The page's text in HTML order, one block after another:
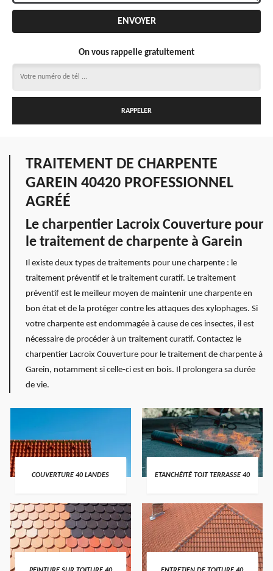
On vous rappelle gratuitement
TRAITEMENT DE CHARPENTE
GAREIN 40420 PROFESSIONNEL
AGRÉÉ
Le charpentier Lacroix Couverture pour
le traitement de charpente à Garein
Il existe deux types de traitements pour une charpente : le
traitement préventif et le traitement curatif. Le traitement
préventif est le meilleur moyen de maintenir une charpente en
bon état et de la protéger contre les attaques des xylophages. Si
votre charpente est endommagée à cause de ces insectes, il est
nécessaire de procéder à un traitement curatif. Contactez le
charpentier Lacroix Couverture pour le traitement de charpente à
Garein, notamment si celle-ci est en bois. Il prolongera sa durée
de vie.
COUVERTURE 40 LANDES ETANCHÉITÉ TOIT TERRASSE 40